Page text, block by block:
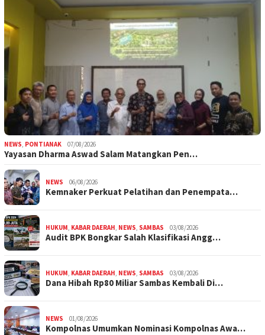
NEWS, PONTIANAK 07/08/2026
Yayasan Dharma Aswad Salam Matangkan Pen…
NEWS 06/08/2026
Kemnaker Perkuat Pelatihan dan Penempata…
HUKUM, KABAR DAERAH, NEWS, SAMBAS 03/08/2026
Audit BPK Bongkar Salah Klasifikasi Angg…
HUKUM, KABAR DAERAH, NEWS, SAMBAS 03/08/2026
Dana Hibah Rp80 Miliar Sambas Kembali Di…
NEWS 01/08/2026
Kompolnas Umumkan Nominasi Kompolnas Awa…